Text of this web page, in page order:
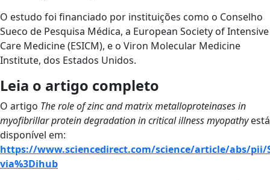
O estudo foi financiado por instituições como o Conselho
Sueco de Pesquisa Médica, a European Society of Intensive
Care Medicine (ESICM), e o Viron Molecular Medicine
Institute, dos Estados Unidos.
Leia o artigo completo
O artigo The role of zinc and matrix metalloproteinases in
myofibrillar protein degradation in critical illness myopathyestá
disponível em:
https://www.sciencedirect.com/science/article/abs/pii/
via%3Dihub